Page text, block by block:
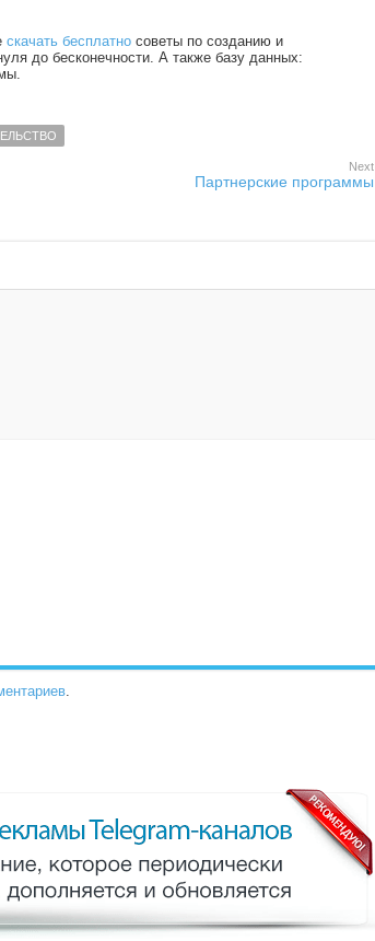
скачать бесплатно советы по созданию и
до бесконечности. А также базу данных:
Next
Партнерские программы
.